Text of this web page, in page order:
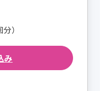
）
み